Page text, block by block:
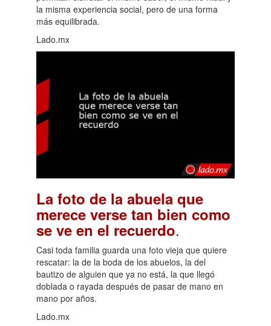
la misma experiencia social, pero de una forma
más equilibrada.
Lado.mx
La foto de la abuela que
merece verse tan bien como
se ve en el recuerdo.
Casi toda familia guarda una foto vieja que quiere
rescatar: la de la boda de los abuelos, la del
bautizo de alguien que ya no está, la que llegó
doblada o rayada después de pasar de mano en
mano por años.
Lado.mx